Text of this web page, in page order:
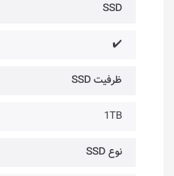
SSD
✔️
ظرفیت SSD
1TB
نوع SSD